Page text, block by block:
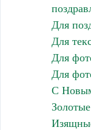
Для
Для
Для
Для
С
Золотые